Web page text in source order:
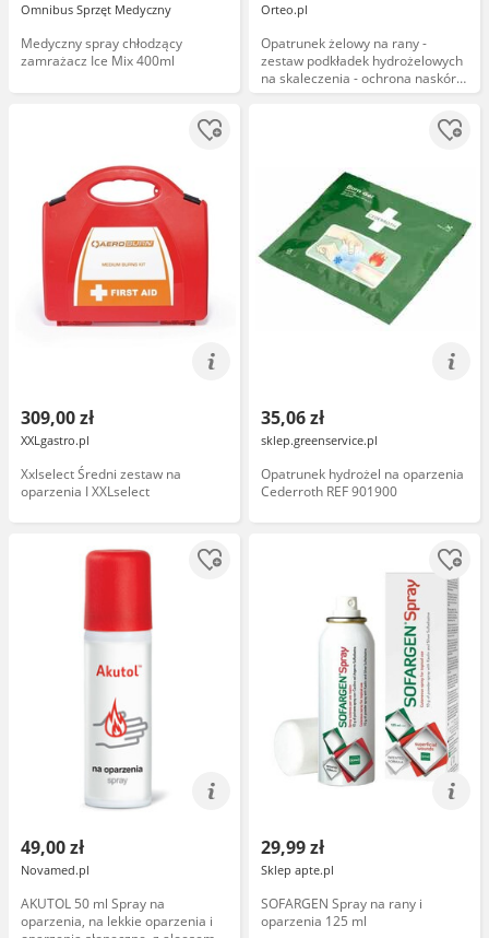
Omnibus Sprzęt Medyczny
Medyczny spray chłodzący
zamrażacz Ice Mix 400ml
Orteo.pl
Opatrunek żelowy na rany -
zestaw podkładek hydrożelowych
na skaleczenia - ochrona naskórka
przeciw otarciom i odciskom
309,00 zł
XXLgastro.pl
Xxlselect Średni zestaw na
oparzenia I XXLselect
35,06 zł
sklep.greenservice.pl
Opatrunek hydrożel na oparzenia
Cederroth REF 901900
49,00 zł
Novamed.pl
AKUTOL 50 ml Spray na
oparzenia, na lekkie oparzenia i
29,99 zł
Sklep apte.pl
SOFARGEN Spray na rany i
oparzenia 125 ml